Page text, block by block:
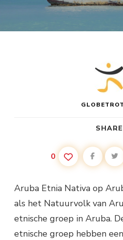
SHARE
0
Aruba Etnia Nativa op
als het Natuurvolk van
etnische groep in Aruba.
etnische groep hebben